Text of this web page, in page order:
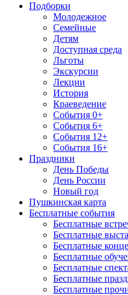
Подборки
Молодежное
Семейные
Детям
Доступная среда
Льготы
Экскурсии
Лекции
История
Краеведение
События 0+
События 6+
События 12+
События 16+
Праздники
День Победы
День России
Новый год
Пушкинская карта
Бесплатные события
Бесплатные
Бесплатные
Бесплатные
Бесплатные
Бесплатные
Бесплатные
Бесплатные